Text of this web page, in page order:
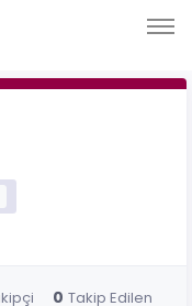
0 Takip Edilen